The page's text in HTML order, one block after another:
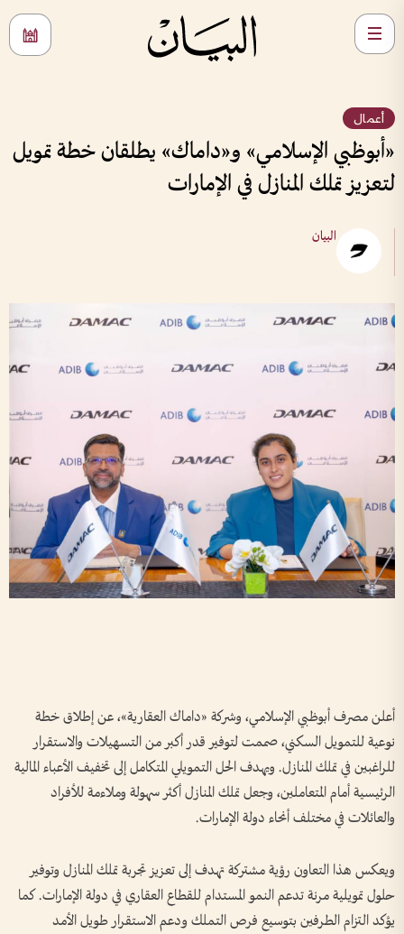
أعمال
«أبوظبي الإسلامي» و«داماك» يطلقان خطة تمويل
لتعزيز تملك المنازل في الإمارات
البيان
أعلن مصرف أبوظبي الإسلامي، وشركة «داماك العقارية»، عن إطلاق خطة
نوعية للتمويل السكني، صممت لتوفير قدر أكبر من التسهيلات والاستقرار
للراغبين في تملك المنازل. ويهدف الحل التمويلي المتكامل إلى تخفيف الأعباء المالية
الرئيسية أمام المتعاملين، وجعل تملك المنازل أكثر سهولة وملاءمة للأفراد
والعائلات في مختلف أنحاء دولة الإمارات.
ويعكس هذا التعاون رؤية مشتركة تهدف إلى تعزيز تجربة تملك المنازل وتوفير
حلول تمويلية مرنة تدعم النمو المستدام للقطاع العقاري في دولة الإمارات. كما
يؤكد التزام الطرفين بتوسيع فرص التملك ودعم الاستقرار طويل الأمد